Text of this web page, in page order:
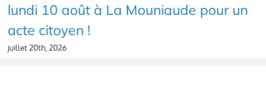
lundi 10 août à La Mouniaude pour un
acte citoyen !
juillet 20th, 2026